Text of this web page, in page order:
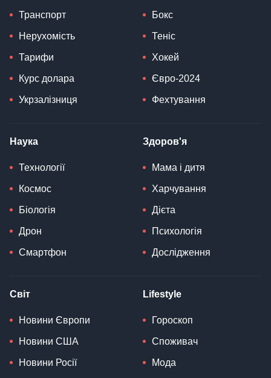
Транспорт
Нерухомість
Тарифи
Курс долара
Укрзалізниця
Бокс
Теніс
Хокей
Євро-2024
Фехтування
Наука
Технології
Космос
Біологія
Дрон
Смартфон
Здоров'я
Мама і дитя
Харчування
Дієта
Психологія
Дослідження
Світ
Новини Європи
Новини США
Новини Росії
Lifestyle
Гороскоп
Споживач
Мода